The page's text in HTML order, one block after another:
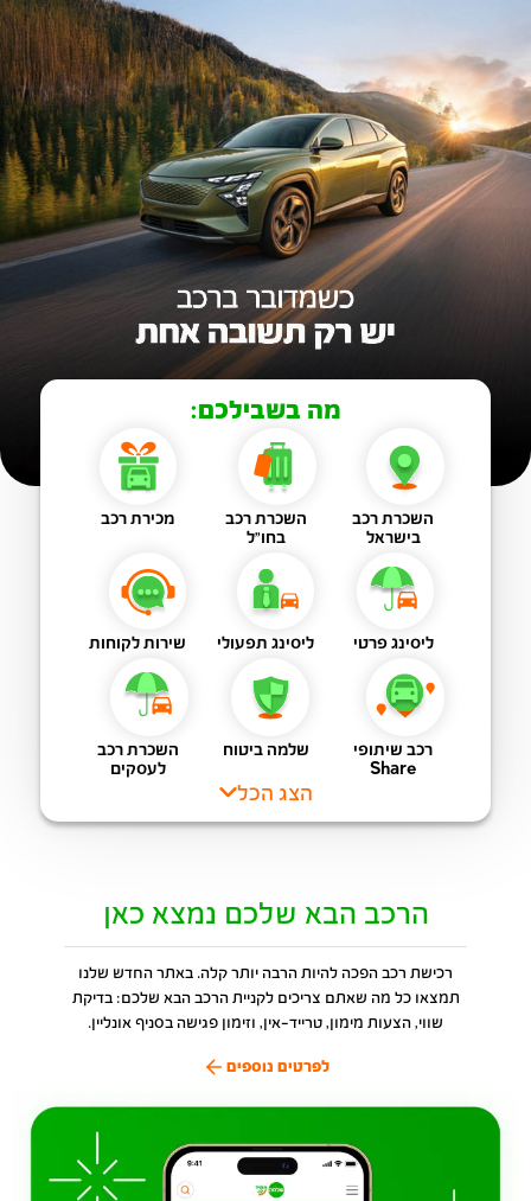
מה בשבילכם:
השכרת רכב
בישראל
השכרת רכב
בחו"ל
מכירת רכב
ליסינג פרטי ליסינג תפעולי שירות לקוחות
רכב שיתופי
Share
שלמה ביטוח
השכרת רכב
לעסקים
הצג הכל
הרכב הבא שלכם נמצא כאן
רכישת רכב הפכה להיות הרבה יותר קלה. באתר החדש שלנו
תמצאו כל מה שאתם צריכים לקניית הרכב הבא שלכם: בדיקת
שווי, הצעות מימון, טרייד-אין, וזימון פגישה בסניף אונליין.
לפרטים נוספים